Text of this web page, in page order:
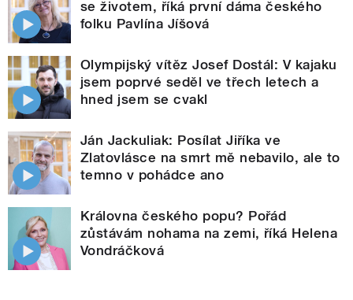
se životem, říká první dáma českého
folku Pavlína Jíšová
Olympijský vítěz Josef Dostál: V kajaku
jsem poprvé seděl ve třech letech a
hned jsem se cvakl
Ján Jackuliak: Posílat Jiříka ve
Zlatovlásce na smrt mě nebavilo, ale to
temno v pohádce ano
Královna českého popu? Pořád
zůstávám nohama na zemi, říká Helena
Vondráčková